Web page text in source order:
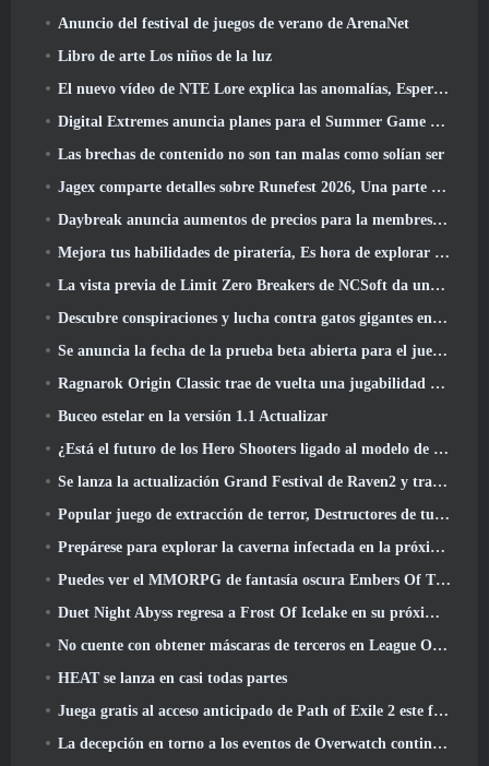
Anuncio del festival de juegos de verano de ArenaNet
Libro de arte Los niños de la luz
El nuevo vídeo de NTE Lore explica las anomalías, Esperar, Y cómo una organización "secreta" lo rastrea todo
Digital Extremes anuncia planes para el Summer Game Fest
Las brechas de contenido no son tan malas como solían ser
Jagex comparte detalles sobre Runefest 2026, Una parte de la celebración del 25 aniversario de RuneScape IP
Daybreak anuncia aumentos de precios para la membresía VIP de Lord Of The Rings Online
Mejora tus habilidades de piratería, Es hora de explorar Night City en Wuthering Waves
La vista previa de Limit Zero Breakers de NCSoft da una idea de qué esperar de la próxima prueba del prólogo
Descubre conspiraciones y lucha contra gatos gigantes en tu tiempo de inactividad en la última actualización de Where Winds Meet
Se anuncia la fecha de la prueba beta abierta para el juego Dark Fantasy Extraction, Cazador de la niebla
Ragnarok Origin Classic trae de vuelta una jugabilidad MMORPG justa y CBT abre en junio 4
Buceo estelar en la versión 1.1 Actualizar
¿Está el futuro de los Hero Shooters ligado al modelo de servicio en vivo F2P??
Se lanza la actualización Grand Festival de Raven2 y trae consigo la nueva clase Warlord
Popular juego de extracción de terror, Destructores de tumbas, Lanzamientos en Occidente
Prepárese para explorar la caverna infectada en la próxima actualización de Eterspire
Puedes ver el MMORPG de fantasía oscura Embers Of The Uncrown de Nexon durante el Steam Next Fest
Duet Night Abyss regresa a Frost Of Icelake en su próxima actualización Steampunk
No cuente con obtener máscaras de terceros en League Of Legends
HEAT se lanza en casi todas partes
Juega gratis al acceso anticipado de Path of Exile 2 este fin de semana
La decepción en torno a los eventos de Overwatch continúa 10 Año Aniversario